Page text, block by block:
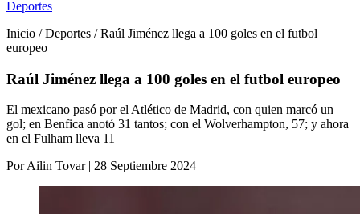
Deportes
Inicio / Deportes / Raúl Jiménez llega a 100 goles en el futbol
europeo
Raúl Jiménez llega a 100 goles en el futbol europeo
El mexicano pasó por el Atlético de Madrid, con quien marcó un
gol; en Benfica anotó 31 tantos; con el Wolverhampton, 57; y ahora
en el Fulham lleva 11
Por Ailin Tovar | 28 Septiembre 2024